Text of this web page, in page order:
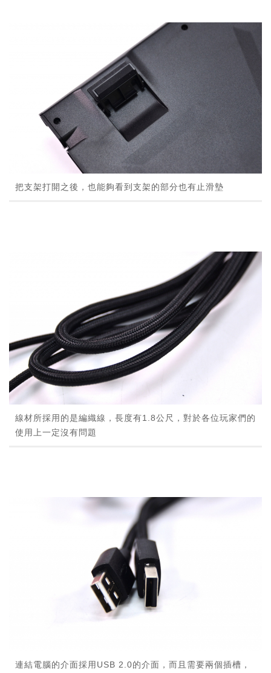
把支架打開之後，也能夠看到支架的部分也有止滑墊
線材所採用的是編織線，長度有1.8公尺，對於各位玩家們的
使用上一定沒有問題
連結電腦的介面採用USB 2.0的介面，而且需要兩個插槽，